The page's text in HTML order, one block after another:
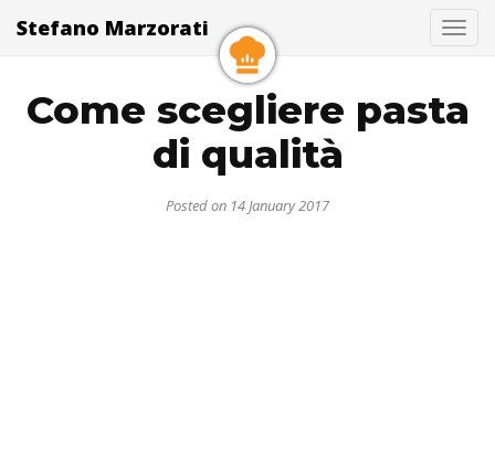
Stefano Marzorati
Come scegliere pasta
di qualità
Posted on 14 January 2017